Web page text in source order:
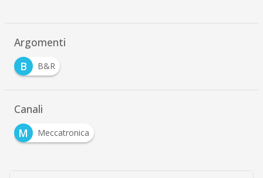
Argomenti
B
B&R
Canali
M
Meccatronica